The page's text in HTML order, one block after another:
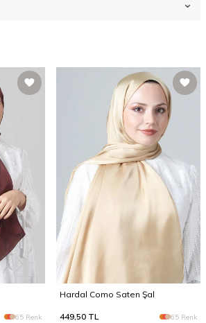
65 Renk
Hardal Como Saten Şal
449,50 TL 65 Renk